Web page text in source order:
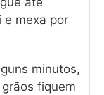
e mexa por
minutos,
fiquem